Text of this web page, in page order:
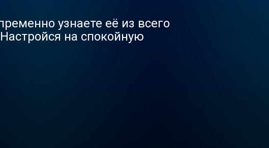
узнаете её из всего
на спокойную